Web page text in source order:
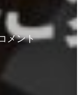
メント